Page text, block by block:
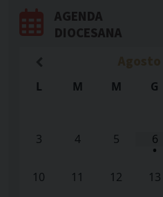
AGENDA
DIOCESANA
L M M G
3 4 5 6
•
10 11 12 13